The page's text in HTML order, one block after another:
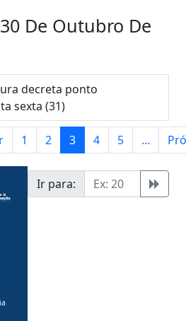
De Outubro De
decreta ponto
sexta (31)
1 2 3 4 5 ...
Ir para: